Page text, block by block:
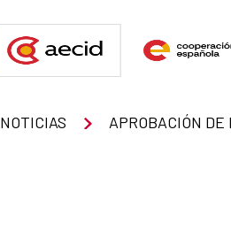
NOTICIAS